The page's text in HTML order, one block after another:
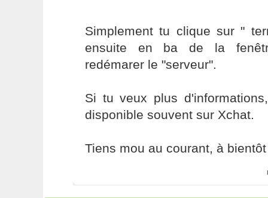
Simplement tu clique sur "
ensuite en ba de la
redémarer le "serveur".
Si tu veux plus
disponible souvent sur Xchat.
Tiens mou au courant, à bientôt